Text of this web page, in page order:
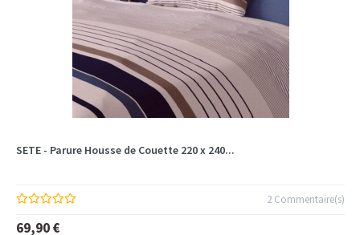
SETE - Parure Housse de Couette 220 x 240...
2 Commentaire(s)
69,90 €